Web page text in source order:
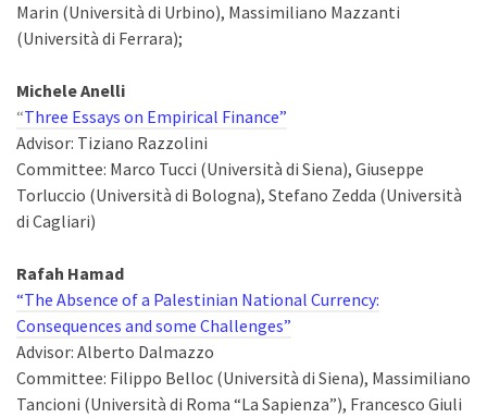
Marin (Università di Urbino), Massimiliano Mazzanti
(Università di Ferrara);
Michele Anelli
“Three Essays on Empirical Finance”
Advisor: Tiziano Razzolini
Committee: Marco Tucci (Università di Siena), Giuseppe
Torluccio (Università di Bologna), Stefano Zedda (Università
di Cagliari)
Rafah Hamad
“The Absence of a Palestinian National Currency:
Consequences and some Challenges”
Advisor: Alberto Dalmazzo
Committee: Filippo Belloc (Università di Siena), Massimiliano
Tancioni (Università di Roma “La Sapienza”), Francesco Giuli